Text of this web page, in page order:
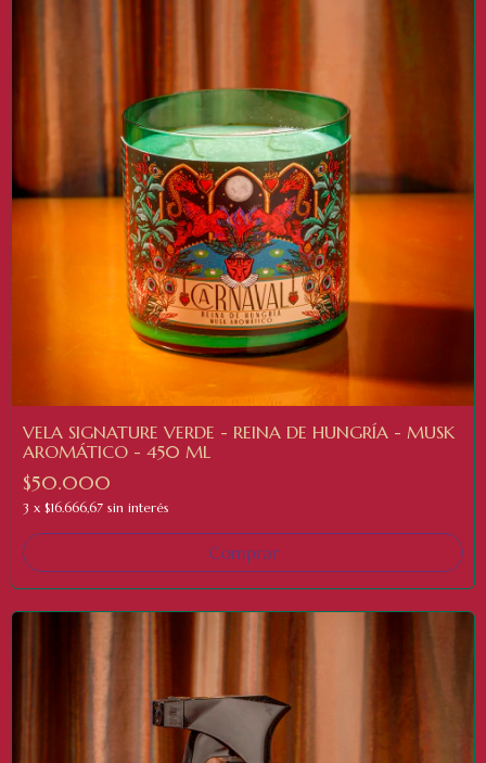
VELA SIGNATURE VERDE - REINA DE HUNGRÍA - MUSK
AROMÁTICO - 450 ML
$50.000
3 x $16.666,67 sin interés